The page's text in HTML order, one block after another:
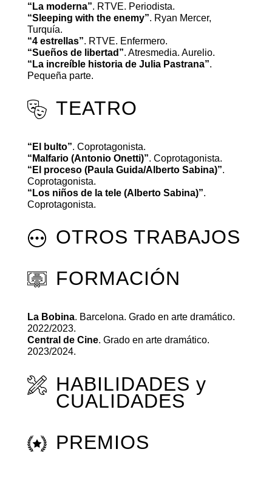
“La moderna”. RTVE. Periodista.
“Sleeping with the enemy”. Ryan Mercer,
Turquía.
“4 estrellas”. RTVE. Enfermero.
“Sueños de libertad”. Atresmedia. Aurelio.
“La increíble historia de Julia Pastrana”.
Pequeña parte.
TEATRO
“El bulto”. Coprotagonista.
“Malfario (Antonio Onetti)”. Coprotagonista.
“El proceso (Paula Guida/Alberto Sabina)”.
Coprotagonista.
“Los niños de la tele (Alberto Sabina)”.
Coprotagonista.
OTROS TRABAJOS
FORMACIÓN
La Bobina. Barcelona. Grado en arte dramático.
2022/2023.
Central de Cine. Grado en arte dramático.
2023/2024.
HABILIDADES y
CUALIDADES
PREMIOS